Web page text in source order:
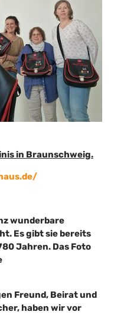
in Braunschweig.
wunderbare
Es gibt sie bereits
Jahren. Das Foto
Freund, Beirat und
haben wir vor